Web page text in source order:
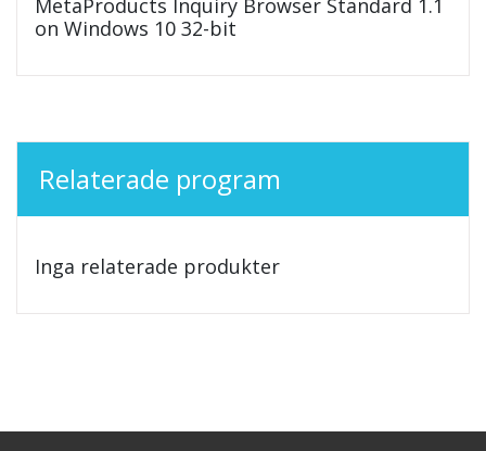
MetaProducts Inquiry Browser Standard 1.1
on Windows 10 32-bit
Relaterade program
Inga relaterade produkter